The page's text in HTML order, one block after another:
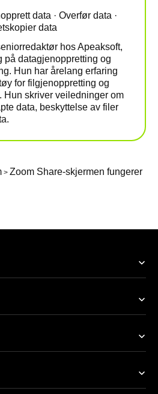
data · Overfør data ·
data
hos Apeaksoft,
på datagjenoppretting og
Hun har årelang erfaring
for filgjenoppretting og
Hun skriver veiledninger om
data, beskyttelse av filer
> Zoom Share-skjermen fungerer